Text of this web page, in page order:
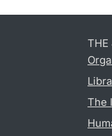
THE
The